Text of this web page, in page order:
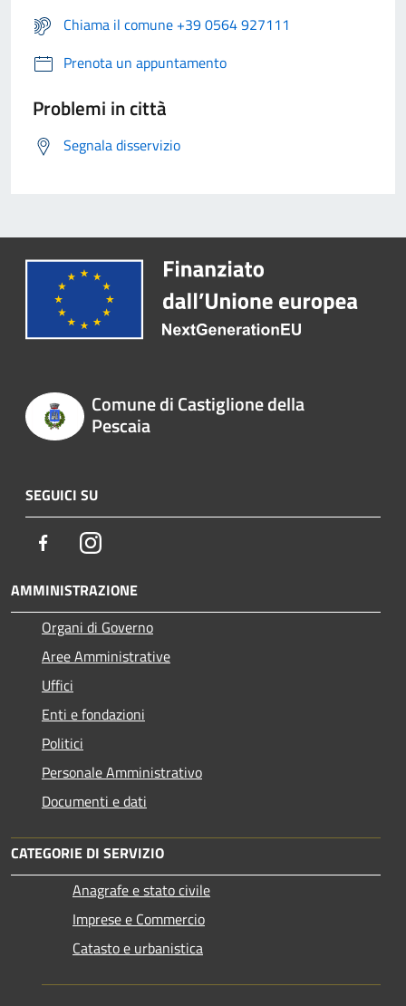
Chiama il comune +39 0564 927111
Prenota un appuntamento
Problemi in città
Segnala disservizio
Comune di Castiglione della
Pescaia
SEGUICI SU
FacebookInstagram
AMMINISTRAZIONE
Organi di Governo
Aree Amministrative
Uffici
Enti e fondazioni
Politici
Personale Amministrativo
Documenti e dati
CATEGORIE DI SERVIZIO
Anagrafe e stato civile
Imprese e Commercio
Catasto e urbanistica